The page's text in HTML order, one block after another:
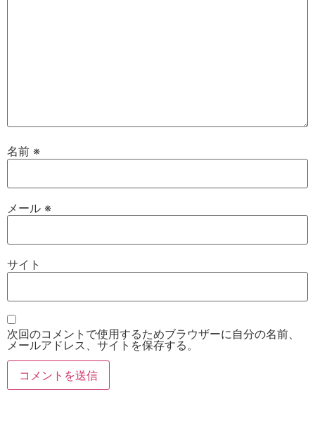
名前 ※
メール ※
サイト
次回のコメントで使用するためブラウザーに自分の名前、
メールアドレス、サイトを保存する。